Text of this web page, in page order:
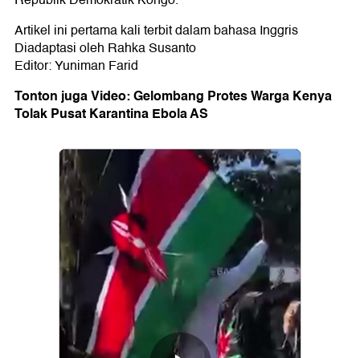
Artikel ini pertama kali terbit dalam bahasa Inggris
Diadaptasi oleh Rahka Susanto
Editor: Yuniman Farid
Tonton juga Video: Gelombang Protes Warga Kenya
Tolak Pusat Karantina Ebola AS